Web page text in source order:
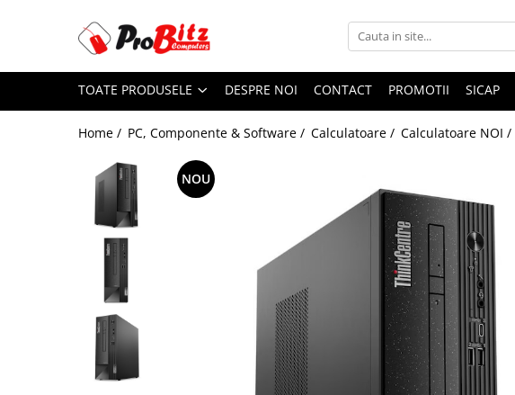
Toate Produsele
Laptopuri si accesorii
Laptopuri Renew
Laptopuri Refurbished
Laptopuri Second-hand
Componente NOI Laptop
Hard Disk-uri laptop
Componente REFURBISHED Laptop
Hard Disk-uri Refurbished
TOATE PRODUSELE DESPRE NOI CONTACT PROMOTII SICAP
Home / PC, Componente & Software / Calculatoare / Calculatoare NOI /
NOU